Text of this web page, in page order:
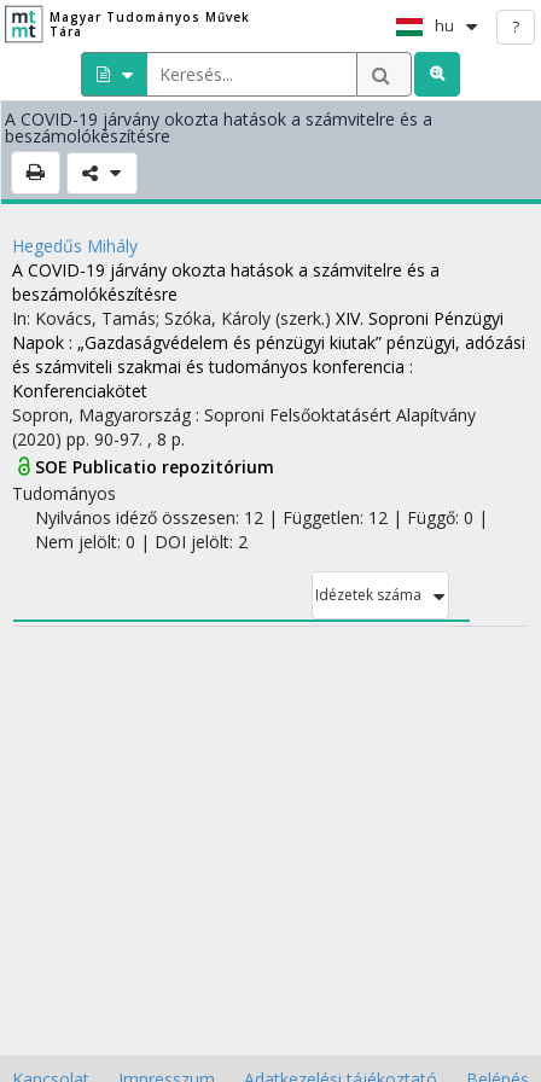
Magyar Tudományos Művek
Tára
hu ?
A COVID-19 járvány okozta hatások a számvitelre és a
beszámolókészítésre
Hegedűs Mihály
A COVID-19 járvány okozta hatások a számvitelre és a
beszámolókészítésre
In: Kovács, Tamás; Szóka, Károly (szerk.) XIV. Soproni Pénzügyi
Napok : „Gazdaságvédelem és pénzügyi kiutak” pénzügyi, adózási
és számviteli szakmai és tudományos konferencia :
Konferenciakötet
Sopron, Magyarország : Soproni Felsőoktatásért Alapítvány
(2020) pp. 90-97. , 8 p.
SOE Publicatio repozitórium
Tudományos
Nyilvános idéző összesen: 12 | Független: 12 | Függő: 0 |
Nem jelölt: 0 | DOI jelölt: 2
Idézetek száma